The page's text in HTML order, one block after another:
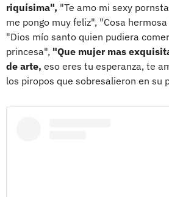
riquísima", "Te amo mi sexy
me pongo muy feliz", "Cosa
"Dios mío santo quien pudiera
princesa", "Que mujer mas
de arte, eso eres tu esperanza, te
los piropos que sobresalieron en su